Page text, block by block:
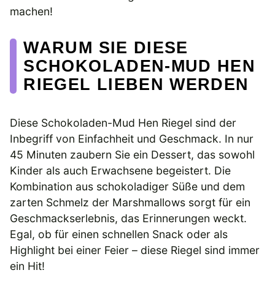
machen!
WARUM SIE DIESE
SCHOKOLADEN-MUD HEN
RIEGEL LIEBEN WERDEN
Diese Schokoladen-Mud Hen Riegel sind der
Inbegriff von Einfachheit und Geschmack. In nur
45 Minuten zaubern Sie ein Dessert, das sowohl
Kinder als auch Erwachsene begeistert. Die
Kombination aus schokoladiger Süße und dem
zarten Schmelz der Marshmallows sorgt für ein
Geschmackserlebnis, das Erinnerungen weckt.
Egal, ob für einen schnellen Snack oder als
Highlight bei einer Feier – diese Riegel sind immer
ein Hit!